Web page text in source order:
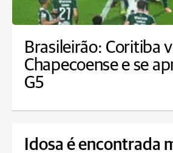
Brasileirão: Coritiba
Chapecoense e se
G5
Idosa é encontrada